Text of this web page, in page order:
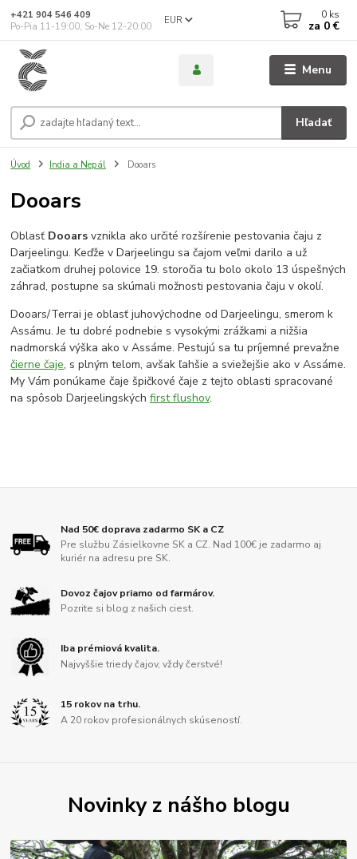
Menu
EUR
Hľadať
+421 904 546 409
Po-Pia 11-19:00, So-Ne 12-20:00
0 ks
za 0 €
Úvod India a Nepál Dooars
Dooars
Oblasť Dooarsvznikla ako určité rozšírenie pestovania čaju z
Darjeelingu. Keďže v Darjeelingu sa čajom veľmi darilo a už
začiatkom druhej polovice 19. storočia tu bolo okolo 13 úspešných
záhrad, postupne sa skúmali možnosti pestovania čaju v okolí.
Dooars/Terrai je oblasť juhovýchodne od Darjeelingu, smerom k
Assámu. Je tu dobré podnebie s vysokými zrážkami a nižšia
nadmorská výška ako v Assáme. Pestujú sa tu príjemné prevažne
čierne čaje, s plným telom, avšak ľahšie a sviežejšie ako v Assáme.
My Vám ponúkame čaje špičkové čaje z tejto oblasti spracované
na spôsob Darjeelingskýchfirst flushov.
Nad 50€ doprava zadarmo SK a CZ
Pre službu Zásielkovne SK a CZ. Nad 100€ je zadarmo aj
kuriér na adresu pre SK.
Dovoz čajov priamo od farmárov.
Pozrite si blog z našich ciest.
Iba prémiová kvalita.
Najvyššie triedy čajov, vždy čerstvé!
15 rokov na trhu.
A 20 rokov profesionálnych skúseností.
Novinky z nášho blogu